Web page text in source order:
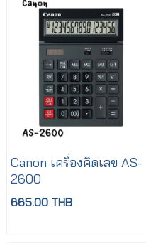
Canon เครื่องคิดเลข AS-
2600
665.00 THB